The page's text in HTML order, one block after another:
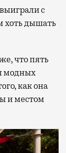
с
хоть дышать
что пять
модных
как она
и местом